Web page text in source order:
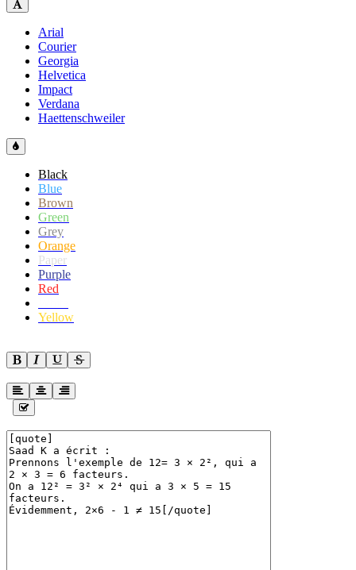
Arial
Courier
Georgia
Helvetica
Impact
Verdana
Haettenschweiler
Black
Blue
Brown
Green
Grey
Orange
Paper
Purple
Red
Yellow